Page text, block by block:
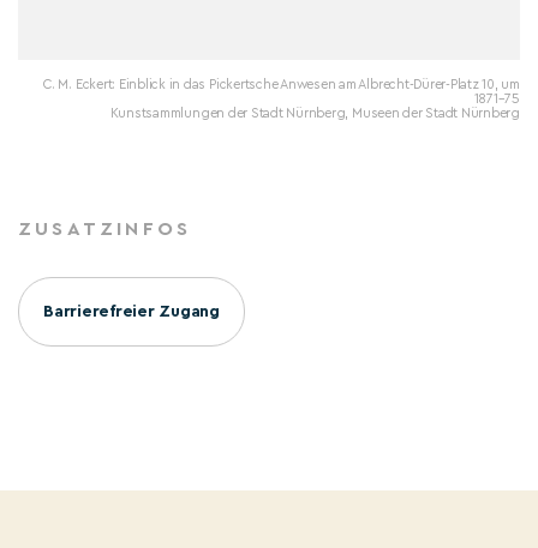
C. M. Eckert: Einblick in das Pickertsche Anwesen am Albrecht-Dürer-Platz 10, um
1871–75
Kunstsammlungen der Stadt Nürnberg, Museen der Stadt Nürnberg
ZUSATZINFOS
Barrierefreier Zugang